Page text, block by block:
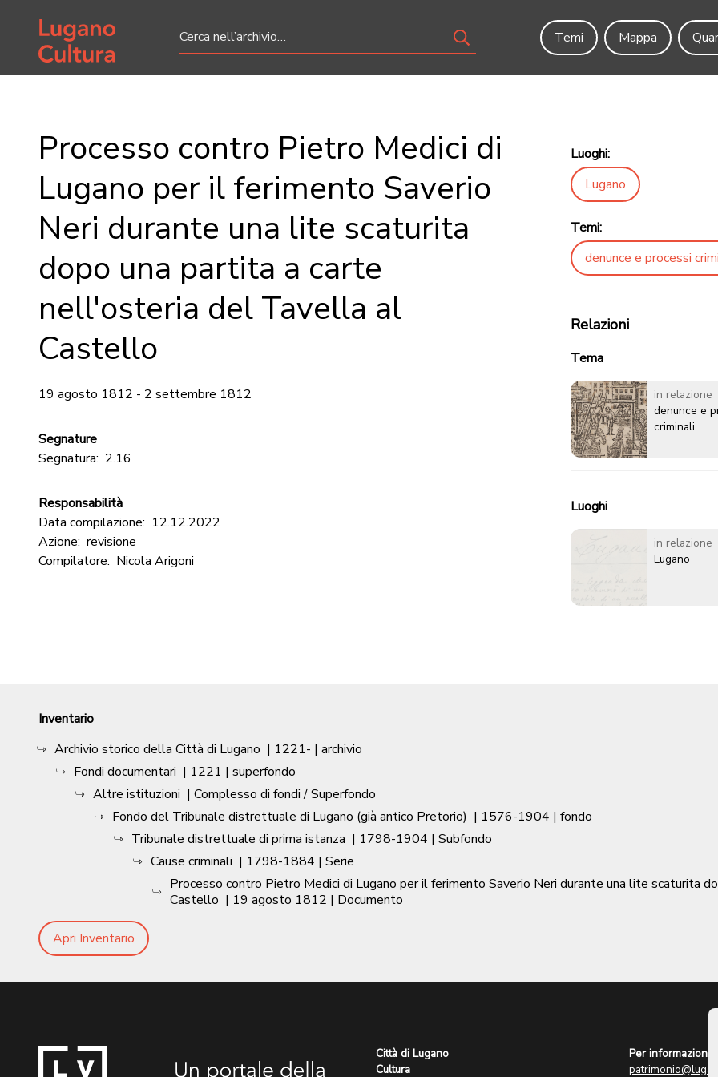
Home page
Temi
Mappa
Processo contro Pietro Medici di
Lugano per il ferimento Saverio
Neri durante una lite scaturita
dopo una partita a carte
nell'osteria del Tavella al
Castello
19 agosto 1812 - 2 settembre 1812
Segnature
Segnatura: 2.16
Responsabilità
Data compilazione: 12.12.2022
Azione: revisione
Compilatore: Nicola Arigoni
Luoghi:
Lugano
Temi:
denunce e processi
Relazioni
Tema
in relazione
denunce e
criminali
Luoghi
in relazione
Lugano
Inventario
Archivio storico della Città di Lugano | 1221- | archivio
Fondi documentari | 1221 | superfondo
Altre istituzioni | Complesso di fondi / Superfondo
Fondo del Tribunale distrettuale di Lugano (già antico Pretorio) | 1576-1904 | fondo
Tribunale distrettuale di prima istanza | 1798-1904 | Subfondo
Cause criminali | 1798-1884 | Serie
Processo contro Pietro Medici di Lugano per il ferimento Saverio Neri durante una lite scaturita
Castello | 19 agosto 1812 | Documento
Apri Inventario
Città di Lugano
Cultura
Per informazioni: